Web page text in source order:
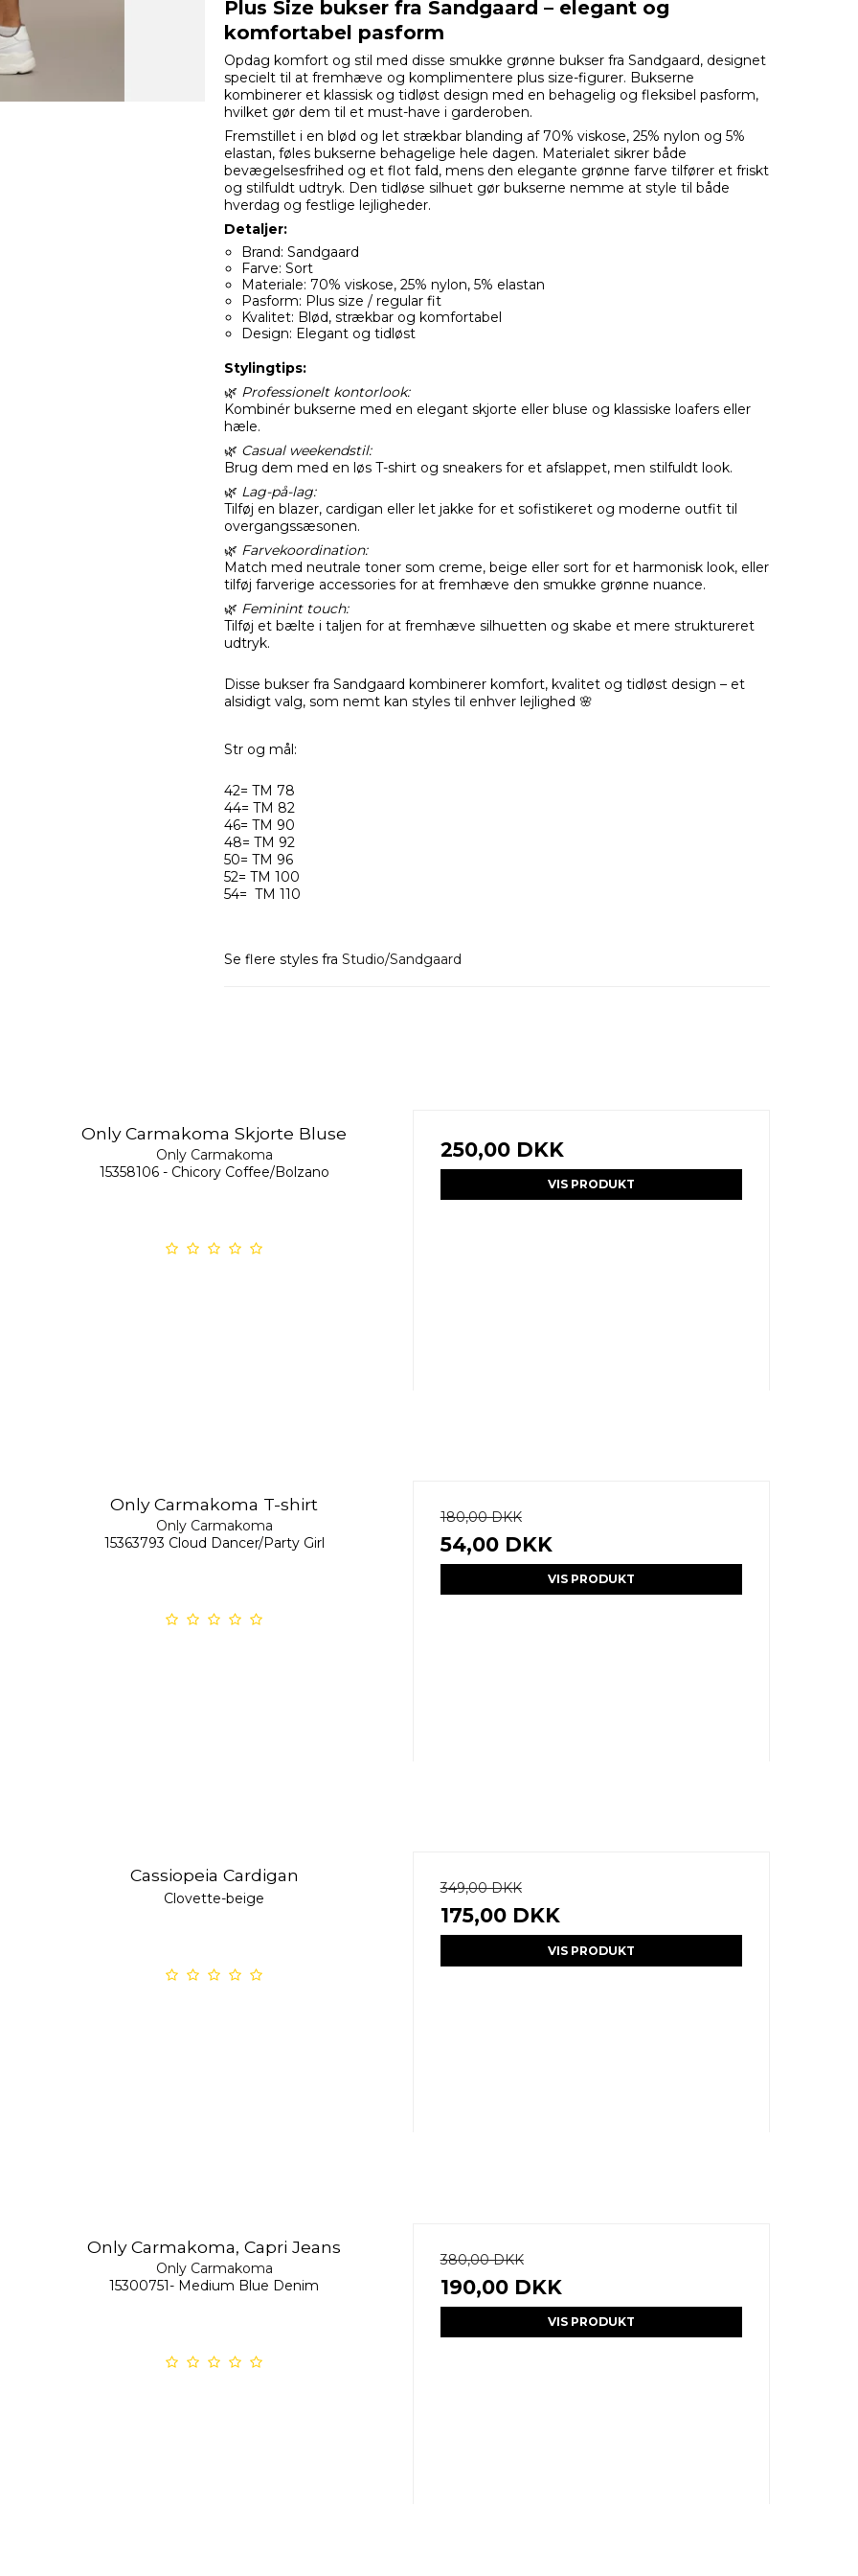
Plus Size bukser fra Sandgaard – elegant og
komfortabel pasform
Opdag komfort og stil med disse smukke grønne bukser fra Sandgaard, designet
specielt til at fremhæve og komplimentere plus size-figurer. Bukserne
kombinerer et klassisk og tidløst design med en behagelig og fleksibel pasform,
hvilket gør dem til et must-have i garderoben.
Fremstillet i en blød og let strækbar blanding af 70% viskose, 25% nylon og 5%
elastan, føles bukserne behagelige hele dagen. Materialet sikrer både
bevægelsesfrihed og et flot fald, mens den elegante grønne farve tilfører et friskt
og stilfuldt udtryk. Den tidløse silhuet gør bukserne nemme at style til både
hverdag og festlige lejligheder.
Detaljer:
Brand: Sandgaard
Farve: Sort
Materiale: 70% viskose, 25% nylon, 5% elastan
Pasform: Plus size / regular fit
Kvalitet: Blød, strækbar og komfortabel
Design: Elegant og tidløst
Stylingtips:
🌿 Professionelt kontorlook:
Kombinér bukserne med en elegant skjorte eller bluse og klassiske loafers eller
hæle.
🌿 Casual weekendstil:
Brug dem med en løs T-shirt og sneakers for et afslappet, men stilfuldt look.
🌿 Lag-på-lag:
Tilføj en blazer, cardigan eller let jakke for et sofistikeret og moderne outfit til
overgangssæsonen.
🌿 Farvekoordination:
Match med neutrale toner som creme, beige eller sort for et harmonisk look, eller
tilføj farverige accessories for at fremhæve den smukke grønne nuance.
🌿 Feminint touch:
Tilføj et bælte i taljen for at fremhæve silhuetten og skabe et mere struktureret
udtryk.
Disse bukser fra Sandgaard kombinerer komfort, kvalitet og tidløst design – et
alsidigt valg, som nemt kan styles til enhver lejlighed 🌸
Str og mål:
42= TM 78
44= TM 82
46= TM 90
48= TM 92
50= TM 96
52= TM 100
54= TM 110
Se flere styles fra Studio/Sandgaard
Only Carmakoma Skjorte Bluse
Only Carmakoma
15358106 - Chicory Coffee/Bolzano
250,00 DKK
VIS PRODUKT
Only Carmakoma T-shirt
Only Carmakoma
15363793 Cloud Dancer/Party Girl
180,00 DKK
54,00 DKK
VIS PRODUKT
Cassiopeia Cardigan
Clovette-beige
349,00 DKK
175,00 DKK
VIS PRODUKT
Only Carmakoma, Capri Jeans
Only Carmakoma
15300751- Medium Blue Denim
380,00 DKK
190,00 DKK
VIS PRODUKT